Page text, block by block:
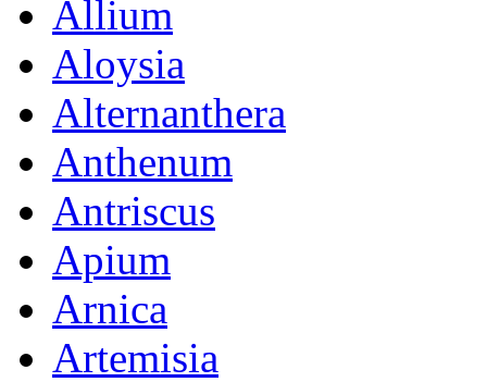
Allium
Aloysia
Alternanthera
Anthenum
Antriscus
Apium
Arnica
Artemisia